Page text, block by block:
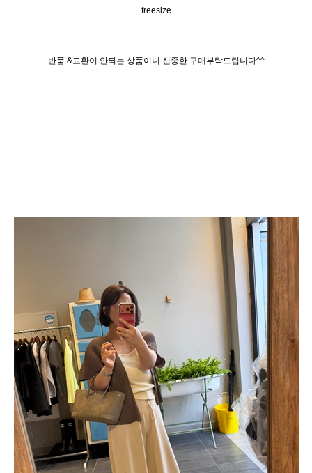
freesize
반품 &교환이 안되는 상품이니 신중한 구매부탁드립니다^^